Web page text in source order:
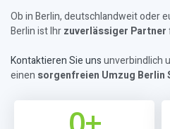
Ob in Berlin, deutschlandweit oder
Berlin ist Ihrzuverlässiger Partner
Kontaktieren Sie unsunverbindlich
einen sorgenfreien Umzug Berlin